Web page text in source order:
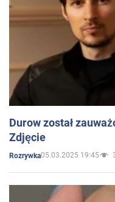
Durow został
Zdjęcie
Rozrywka05.03.2025 19:45